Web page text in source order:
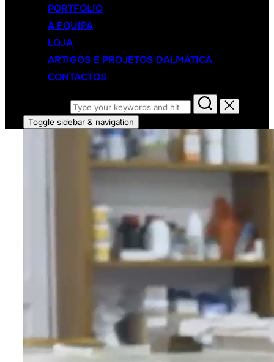
PORTFOLIO
A EQUIPA
LOJA
ARTIGOS E PROJETOS DALMÁTICA
CONTACTOS
Toggle sidebar & navigation